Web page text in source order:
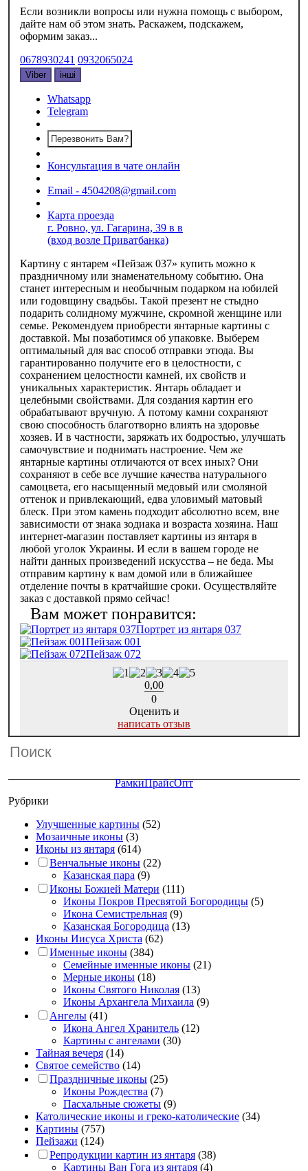
Если возникли вопросы или нужна помощь с выбором,
дайте нам об этом знать. Раскажем, подскажем,
оформим заказ...
0678930241 0932065024
Viber інші
Whatsapp
Telegram
Перезвонить Вам?
Консультация в чате онлайн
Email - 4504208@gmail.com
Карта проезда
г. Ровно, ул. Гагарина, 39 в в
(вход возле Приватбанка)
Картину с янтарем «‎Пейзаж 037» купить можно к
праздничному или знаменательному событию. Она
станет интересным и необычным подарком на юбилей
или годовщину свадьбы. Такой презент не стыдно
подарить солидному мужчине, скромной женщине или
семье. Рекомендуем приобрести янтарные картины с
доставкой. Мы позаботимся об упаковке. Выберем
оптимальный для вас способ отправки этюда. Вы
гарантированно получите его в целостности, с
сохранением целостности камней, их свойств и
уникальных характеристик. Янтарь обладает и
целебными свойствами. Для создания картин его
обрабатывают вручную. А потому камни сохраняют
свою способность благотворно влиять на здоровье
хозяев. И в частности, заряжать их бодростью, улучшать
самочувствие и поднимать настроение. Чем же
янтарные картины отличаются от всех иных? Они
сохраняют в себе все лучшие качества натурального
самоцвета, его насыщенный медовый или смоляной
оттенок и привлекающий, едва уловимый матовый
блеск. При этом камень подходит абсолютно всем, вне
зависимости от знака зодиака и возраста хозяина. Наш
интернет-магазин поставляет картины из янтаря в
любой уголок Украины. И если в вашем городе не
найти данных произведений искусства – не беда. Мы
отправим картину к вам домой или в ближайшее
отделение почты в кратчайшие сроки. Осуществляйте
заказ с доставкой прямо сейчас!
Портрет из янтаря 037
Пейзаж 001
Пейзаж 072
0,00
0
Оценить и
написать отзыв
РамкиПрайсОпт
Рубрики
Улучшенные картины (52)
Мозаичные иконы (3)
Иконы из янтаря (614)
Венчальные иконы (22)
Казанская пара (9)
Иконы Божией Матери (111)
Иконы Покров Пресвятой Богородицы (5)
Икона Семистрельная (9)
Казанская Богородица (13)
Иконы Иисуса Христа (62)
Именные иконы (384)
Семейные именные иконы (21)
Мерные иконы (18)
Иконы Святого Николая (13)
Иконы Архангела Михаила (9)
Ангелы (41)
Икона Ангел Хранитель (12)
Картины с ангелами (30)
Тайная вечеря (14)
Святое семейство (14)
Праздничные иконы (25)
Иконы Рождества (7)
Пасхальные сюжеты (9)
Католические иконы и греко-католические (34)
Картины (757)
Пейзажи (124)
Репродукции картин из янтаря (38)
Картины Ван Гога из янтаря (4)